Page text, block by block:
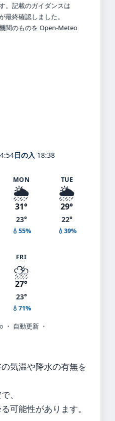
。記載のガイダンスは
最終確認しました。
関のものを Open-Meteo
日の入 18:38
MON
🌦️
31°
23°
💧55%
TUE
🌦️
29°
22°
💧39%
FRI
⛈️
27°
23°
💧71%
・ 自動更新 ・
気温や降水の有無を
、
可能性があります。